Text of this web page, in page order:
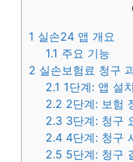
1 실손24 앱 개요
1.1 주요 기능
2 실손보험료 청구
2.1 1단계: 앱 설
2.2 2단계: 보험
2.3 3단계: 청구
2.4 4단계: 청구
2.5 5단계: 청구